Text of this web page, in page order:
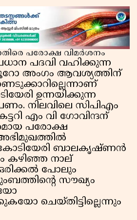
പരോക്ഷ വിമർശനം
പദവി വഹിക്കുന്ന
അംഗം ആവശ്യത്തിന്
ഉന്നയിക്കുന്ന
നിലവിലെ സിപിഎം
എം വി ഗോവിന്ദന്
പരോക്ഷ
കോടിയേരി ബാലകൃഷ്ണൻ
കഴിഞ്ഞ നാല്
പോലും
സൗഖ്യം
ചെയ്തിട്ടില്ലെന്നും